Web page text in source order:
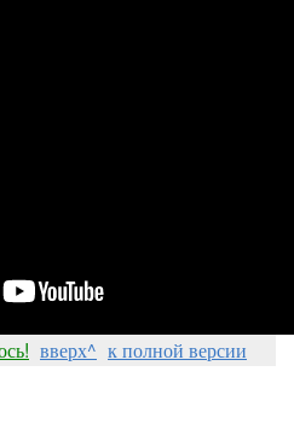
вверх^ к полной версии